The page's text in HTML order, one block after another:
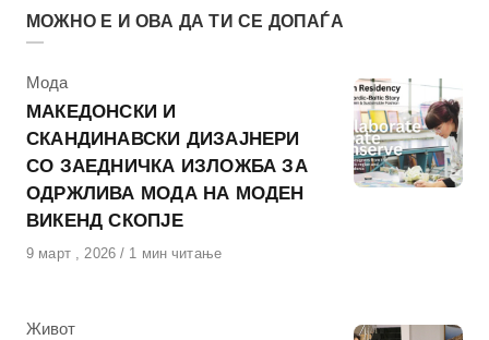
МОЖНО Е И ОВА ДА ТИ СЕ ДОПАЃА
КАтегорија
Мода
МАКЕДОНСКИ И
СКАНДИНАВСКИ ДИЗАЈНЕРИ
СО ЗАЕДНИЧКА ИЗЛОЖБА ЗА
ОДРЖЛИВА МОДА НА МОДЕН
ВИКЕНД СКОПЈЕ
Објавено
9 март , 2026 1 мин читање
КАтегорија
Живот